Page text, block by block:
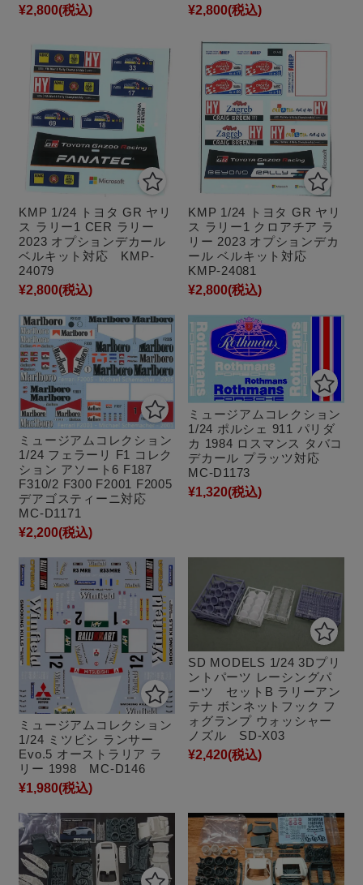
¥2,800(税込)
¥2,800(税込)
KMP 1/24 トヨタ GR ヤリ
ス ラリー1 CER ラリー
2023 オプションデカール
ベルキット対応 KMP-
24079
¥2,800(税込)
KMP 1/24 トヨタ GR ヤリ
ス ラリー1 クロアチア ラ
リー 2023 オプションデカ
ール ベルキット対応
KMP-24081
¥2,800(税込)
ミュージアムコレクション
1/24 フェラーリ F1 コレク
ション アソート6 F187
F310/2 F300 F2001 F2005
デアゴスティーニ対応
MC-D1171
¥2,200(税込)
ミュージアムコレクション
1/24 ポルシェ 911 パリダ
カ 1984 ロスマンス タバコ
デカール プラッツ対応
MC-D1173
¥1,320(税込)
ミュージアムコレクション
1/24 ミツビシ ランサー
Evo.5 オーストラリア ラ
リー 1998 MC-D146
¥1,980(税込)
SD MODELS 1/24 3Dプリ
ントパーツ レーシングパ
ーツ セットB ラリーアン
テナ ボンネットフック フ
ォグランプ ウォッシャー
ノズル SD-X03
¥2,420(税込)